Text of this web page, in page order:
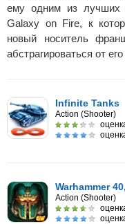
ему одним из лучших
Galaxy on Fire, к
новый носитель
абстрагироваться от
Infinite Tanks
Action (Shooter)
Warhammer
Action (Shooter)